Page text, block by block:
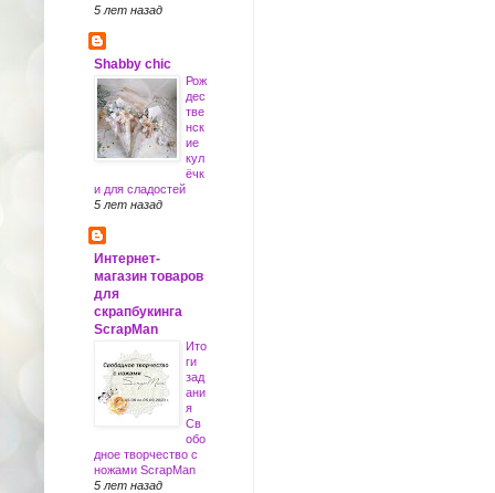
5 лет назад
Shabby chic
Рож
дес
тве
нск
ие
кул
ёчк
и для сладостей
5 лет назад
Интернет-
магазин товаров
для
скрапбукинга
ScrapMan
Ито
ги
зад
ани
я
Св
обо
дное творчество с
ножами ScrapMan
5 лет назад